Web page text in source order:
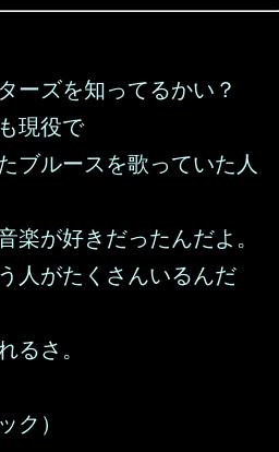
ーズを知ってるかい？
現役で
ブルースを歌っていた人
楽が好きだったんだよ。
人がたくさんいるんだ
るさ。
ク）